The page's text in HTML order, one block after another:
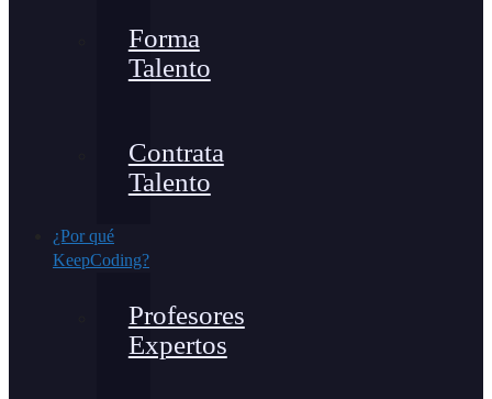
Forma
Talento
Contrata
Talento
¿Por qué
KeepCoding?
Profesores
Expertos